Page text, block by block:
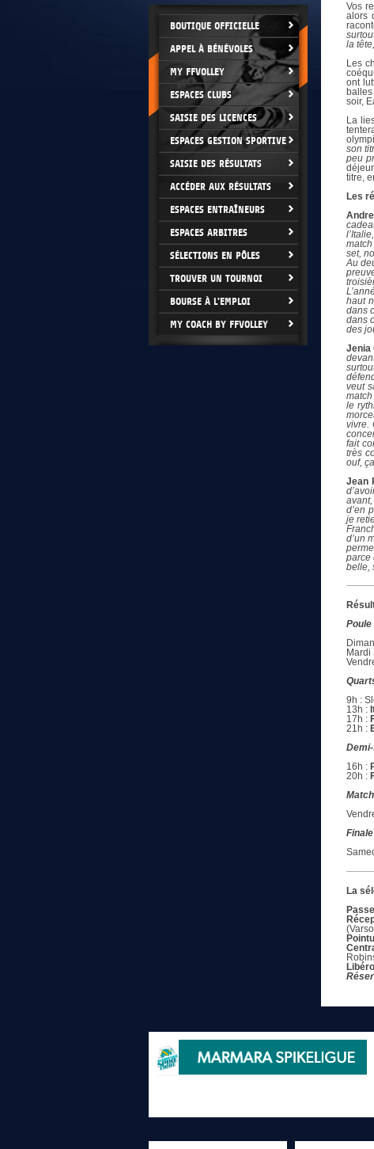
BOUTIQUE OFFICIELLE
APPEL À BÉNÉVOLES
MY FFVOLLEY
ESPACES CLUBS
SAISIE DES LICENCES
ESPACES GESTION SPORTIVE
SAISIE DES RÉSULTATS
ACCÉDER AUX RÉSULTATS
ESPACES ENTRAÎNEURS
ESPACES ARBITRES
SÉLECTIONS EN PÔLES
TROUVER UN TOURNOI
BOURSE À L'EMPLOI
MY COACH BY FFVOLLEY
Vos
alors
la
Les
ont
soir,
La
son
peu
titre,
Les
set,
Au
haut
dans
dans
des
Jenia
veut
le
vivre.
fait
très
ouf,
Jean
d’en
je
d’un
parce
belle,
Poule
9h :
13h :
17h :
21h :
16h :
20h :
La